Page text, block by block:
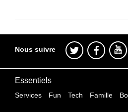
Nous suivre
Essentiels
Services Fun Tech Famille